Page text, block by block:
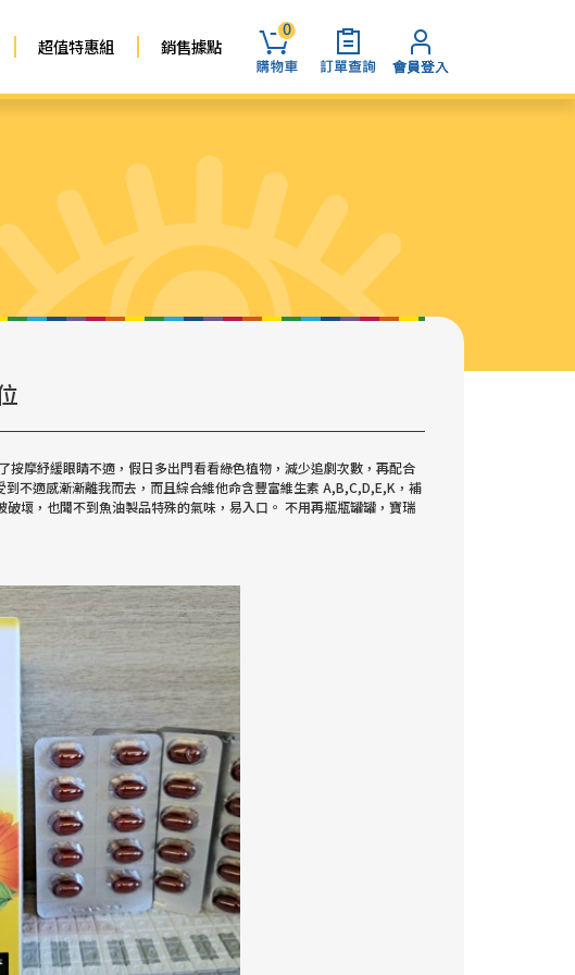
超值特惠組 銷售據點
0
摩紓緩眼睛不適，假日多出門看看綠色植物，減少追劇次數，再配合
不適感漸漸離我而去，而且綜合維他命含豐富維生素 A,B,C,D,E,K，補
壞，也聞不到魚油製品特殊的氣味，易入口。 不用再瓶瓶罐罐，寶瑞